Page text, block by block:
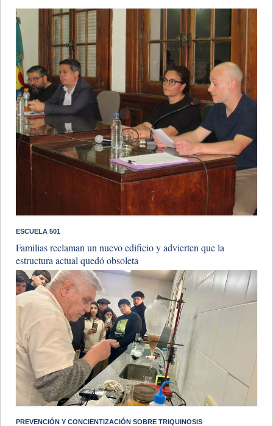
ESCUELA 501
Familias reclaman un nuevo edificio y advierten que la
estructura actual quedó obsoleta
PREVENCIÓN Y CONCIENTIZACIÓN SOBRE TRIQUINOSIS